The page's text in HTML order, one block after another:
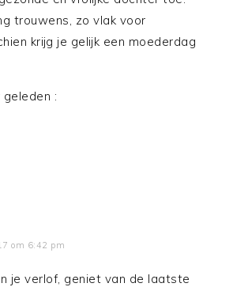
trouwens, zo vlak voor
krijg je gelijk een moederdag
geleden :
om 6:42 pm
je verlof, geniet van de laatste